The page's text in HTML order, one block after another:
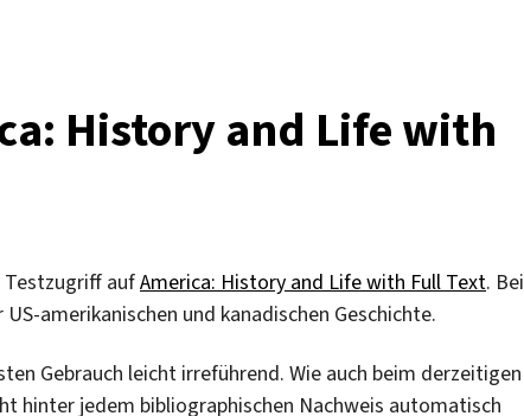
History and Life with
Testzugriff aufAmerica: History and Life with Full Text. Bei
amerikanischen und kanadischen Geschichte.
Gebrauch leicht irreführend. Wie auch beim derzeitigen
hinter jedem bibliographischen Nachweis automatisch